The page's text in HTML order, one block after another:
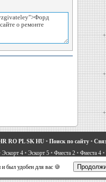
RO PL SK HU • Поиск по сайту •
Эскорт 4 • Эскорт 5 • Фиеста 2 • Фиеста 4 •
Силовое
был удобен для вас 🍪